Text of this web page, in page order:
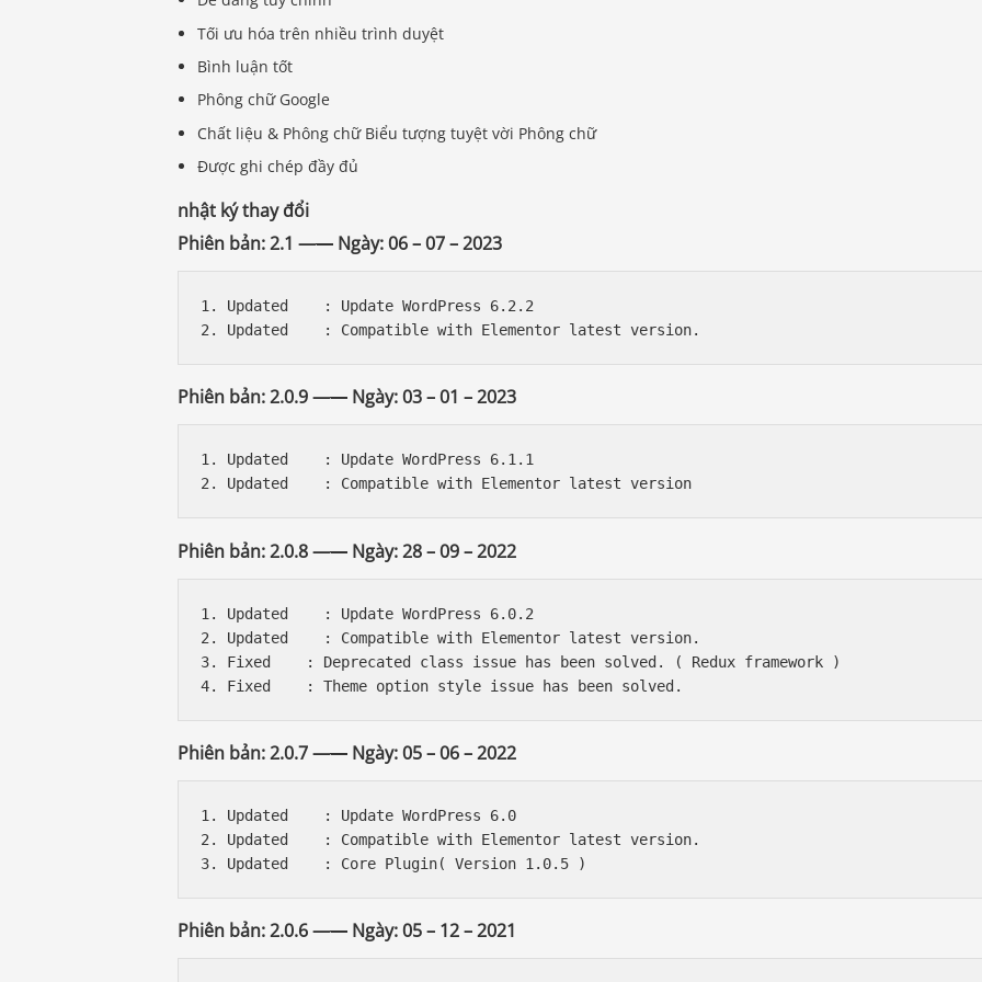
Tối ưu hóa trên nhiều trình duyệt
Bình luận tốt
Phông chữ Google
Chất liệu & Phông chữ Biểu tượng tuyệt vời Phông chữ
Được ghi chép đầy đủ
nhật ký thay đổi
Phiên bản: 2.1 —— Ngày: 06 – 07 – 2023
1. Updated    : Update WordPress 6.2.2
Phiên bản: 2.0.9 —— Ngày: 03 – 01 – 2023
1. Updated    : Update WordPress 6.1.1
Phiên bản: 2.0.8 —— Ngày: 28 – 09 – 2022
1. Updated    : Update WordPress 6.0.2
2. Updated    : Compatible with Elementor latest version.
3. Fixed    : Deprecated class issue has been solved. ( Redux framework )
Phiên bản: 2.0.7 —— Ngày: 05 – 06 – 2022
1. Updated    : Update WordPress 6.0
2. Updated    : Compatible with Elementor latest version.
Phiên bản: 2.0.6 —— Ngày: 05 – 12 – 2021